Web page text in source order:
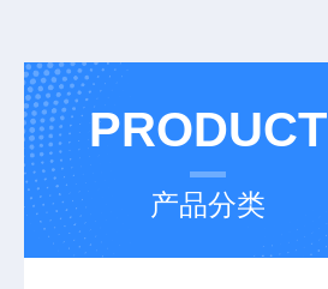
PRODUCT
产品分类